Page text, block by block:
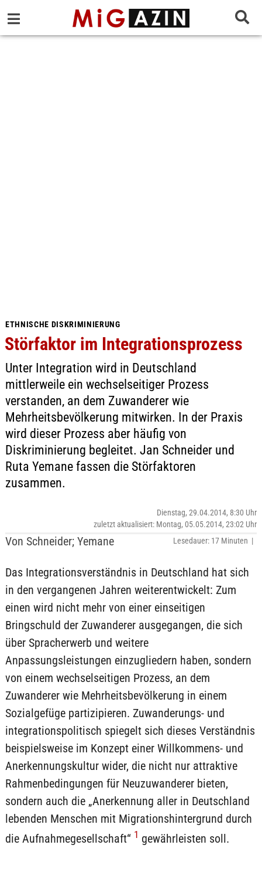
ETHNISCHE DISKRIMINIERUNG
Störfaktor im Integrationsprozess
Unter Integration wird in Deutschland
mittlerweile ein wechselseitiger Prozess
verstanden, an dem Zuwanderer wie
Mehrheitsbevölkerung mitwirken. In der Praxis
wird dieser Prozess aber häufig von
Diskriminierung begleitet. Jan Schneider und
Ruta Yemane fassen die Störfaktoren
zusammen.
Von Schneider; Yemane
Dienstag, 29.04.2014, 8:30 Uhr
zuletzt aktualisiert: Montag, 05.05.2014, 23:02 Uhr
Lesedauer: 17 Minuten |
Das Integrationsverständnis in Deutschland hat sich
in den vergangenen Jahren weiterentwickelt: Zum
einen wird nicht mehr von einer einseitigen
Bringschuld der Zuwanderer ausgegangen, die sich
über Spracherwerb und weitere
Anpassungsleistungen einzugliedern haben, sondern
von einem wechselseitigen Prozess, an dem
Zuwanderer wie Mehrheitsbevölkerung in einem
Sozialgefüge partizipieren. Zuwanderungs- und
integrationspolitisch spiegelt sich dieses Verständnis
beispielsweise im Konzept einer Willkommens- und
Anerkennungskultur wider, die nicht nur attraktive
Rahmenbedingungen für Neuzuwanderer bieten,
sondern auch die „Anerkennung aller in Deutschland
lebenden Menschen mit Migrationshintergrund durch
die Aufnahmegesellschaft“ 1 gewährleisten soll.